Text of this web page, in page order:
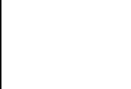
on ne met pas
comprendre vos
exacte que vous
l’ensemble des
soit leur nature et leur